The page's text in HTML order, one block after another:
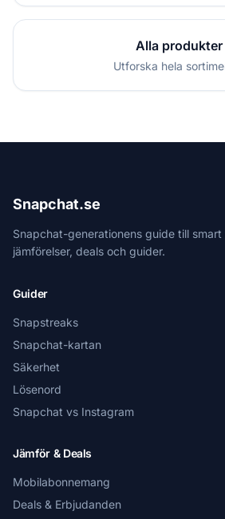
Alla produkter
Utforska hela
Snapchat.se
Snapchat-generationens guide till
jämförelser, deals och guider.
Guider
Snapstreaks
Snapchat-kartan
Säkerhet
Lösenord
Snapchat vs Instagram
Jämför & Deals
Mobilabonnemang
Deals & Erbjudanden